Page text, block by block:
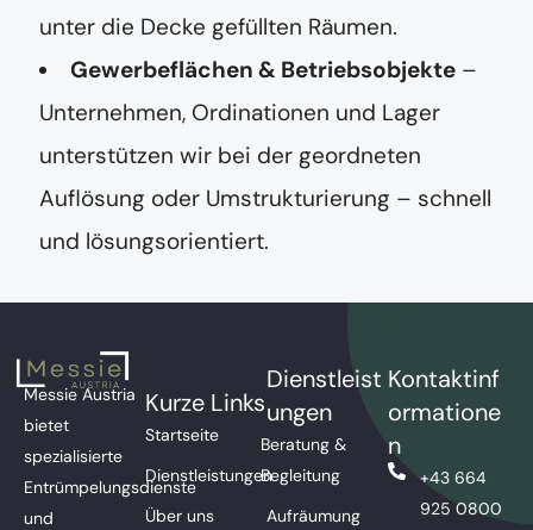
unter die Decke gefüllten Räumen.
Gewerbeflächen & Betriebsobjekte –
Unternehmen, Ordinationen und Lager
unterstützen wir bei der geordneten
Auflösung oder Umstrukturierung – schnell
und lösungsorientiert.
Messie Austria
bietet
spezialisierte
Entrümpelungsdienste
und
Kurze Links
Startseite
Dienstleistungen
Über uns
Dienstleist
ungen
Beratung &
Begleitung
Aufräumung
Kontaktinf
ormatione
n
+43 664
925 0800